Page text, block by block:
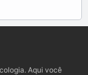
Aqui você